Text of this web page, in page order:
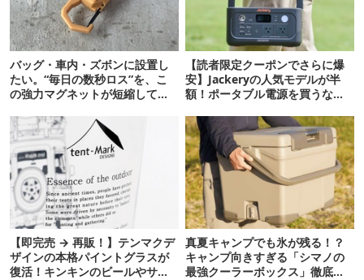
バッグ・車内・ズボンに設置し
たい。“毎日の数秒ロス”を、こ
の強力マグネットが短縮してく
【読者限定クーポンでさらに爆
安】Jackeryの人気モデルが半
額！ポータブル電源を買うなら
【即完売 → 再販！】テンマクデ
ザインの本格パイントグラスが
復活！キンキンのビールやサワ
真夏キャンプでも氷が残る！？
キャンプ向きすぎる「シマノの
最強クーラーボックス」徹底解